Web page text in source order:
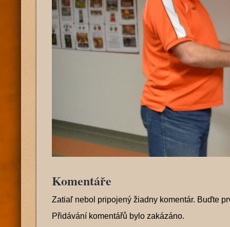
Komentáře
Zatiaľ nebol pripojený žiadny komentár. Buďte
Přidávání komentářů bylo zakázáno.